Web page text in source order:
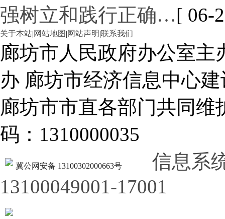
强树立和践行正确…[ 06-
关于本站|网站地图 |网站声明|联系我们
廊坊市人民政府办公室
办 廊坊市经济信息中心建
廊坊市市直各部门共同
码：1310000035
冀公网安备 13100302000663号
信息系
13100049001-17001